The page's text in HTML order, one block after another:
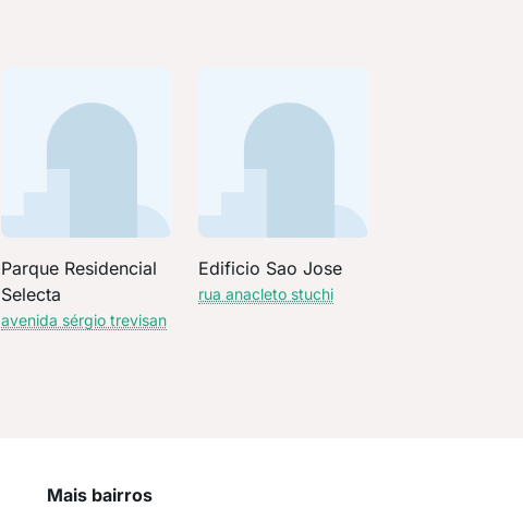
Parque Residencial
Selecta
avenida sérgio trevisan
Edificio Sao Jose
rua anacleto stuchi
Mais bairros